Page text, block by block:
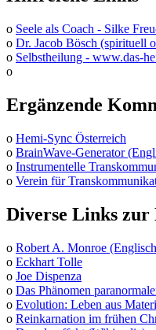
o Seele als Coach - Silke
o Dr. Jacob Bösch (spirituell
o Selbstheilung - www.das-
o
Ergänzende
o Hemi-Sync Österreich
o BrainWave-Generator
o Instrumentelle
o Verein für
Diverse Links zur
o Robert A. Monroe
o Eckhart Tolle
o Joe Dispenza
o Das Phänomen
o Evolution: Leben aus
o Reinkarnation im frühen